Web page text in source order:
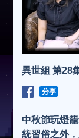
異世組 第28
分享
中秋節玩燈
統習俗之外